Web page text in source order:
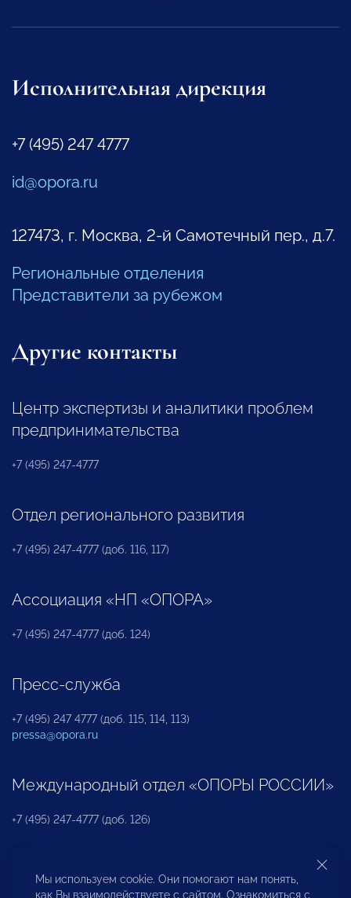
Исполнительная дирекция
+7 (495) 247 4777
id@opora.ru
127473, г. Москва, 2-й Самотечный пер., д.7.
Региональные отделения
Представители за рубежом
Другие контакты
Центр экспертизы и аналитики проблем
предпринимательства
+7 (495) 247-4777
Отдел регионального развития
+7 (495) 247-4777 (доб. 116, 117)
Ассоциация «НП «ОПОРА»
+7 (495) 247-4777 (доб. 124)
Пресс-служба
+7 (495) 247 4777 (доб. 115, 114, 113)
pressa@opora.ru
Международный отдел «ОПОРЫ РОССИИ»
+7 (495) 247-4777 (доб. 126)
Бюро по защите прав предпринимателей и
инвесторов
Мы используем cookie. Они помогают нам понять,
как Вы взаимодействуете с сайтом. Ознакомиться с